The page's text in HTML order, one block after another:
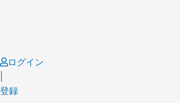
ログイン
登録